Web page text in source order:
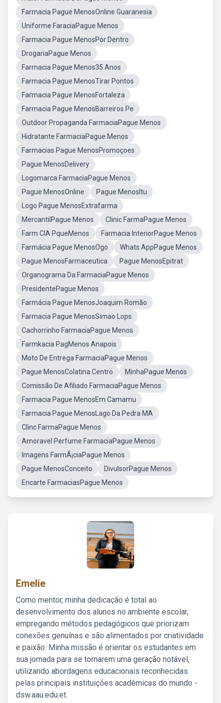
Farmacia Pague MenosOnline Guaranesia
Uniforme FaraciaPague Menos
Farmacia Pague MenosPor Dentro
DrogariaPague Menos
Farmacia Pague Menos35 Anos
Farmacia Pague MenosTirar Pontos
Farmacia Pague MenosFortaleza
Farmacia Pague MenosBarreiros Pe
Outdoor Propaganda FarmaciaPague Menos
Hidratante FarmaciaPague Menos
Farmacias Pague MenosPromoçoes
Pague MenosDelivery
Logomarca FarmaciaPague Menos
Pague MenosOnline
Pague MenosItu
Logo Pague MenosExtrafarma
MercantilPague Menos
Clinic FarmaPague Menos
Farm CIA PqueMenos
Farmacia InteriorPague Menos
Farmácia Pague MenosOgo
Whats AppPague Menos
Pague MenosFarmaceutica
Pague MenosEpitrat
Organograma Da FarmaciaPague Menos
PresidentePague Menos
Farmácia Pague MenosJoaquim Romão
Farmacia Pague MenosSimao Lops
Cachorrinho FarmaciaPague Menos
Farmkacia PagMenos Anapois
Moto De Entrega FarmaciaPague Menos
Pague MenosColatina Centro
MinhaPague Menos
Comissão De Afiliado FarmaciaPague Menos
Farmacia Pague MenosEm Camamu
Farmacia Pague MenosLago Da Pedra MA
Clinc FarmaPague Menos
Amoravel Perfume FarmaciaPague Menos
Imagens FarmÃ¡ciaPague Menos
Pague MenosConceito
DivulsorPague Menos
Encarte FarmaciasPague Menos
Emelie
Como mentor, minha dedicação é total ao
desenvolvimento dos alunos no ambiente escolar,
empregando métodos pedagógicos que priorizam
conexões genuínas e são alimentados por criatividade
e paixão. Minha missão é orientar os estudantes em
sua jornada para se tornarem uma geração notável,
utilizando abordagens educacionais reconhecidas
pelas principais instituições acadêmicas do mundo -
dsw.aau.edu.et.